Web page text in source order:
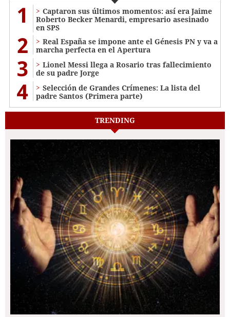
1
Captaron sus últimos momentos: así era Jaime
Roberto Becker Menardi​​​, empresario asesinado
en SPS
2
Real España se impone ante el Génesis PN y va a
marcha perfecta en el Apertura
3
Lionel Messi llega a Rosario tras fallecimiento
de su padre Jorge
4
Selección de Grandes Crímenes: La lista del
padre Santos (Primera parte)
TRENDING